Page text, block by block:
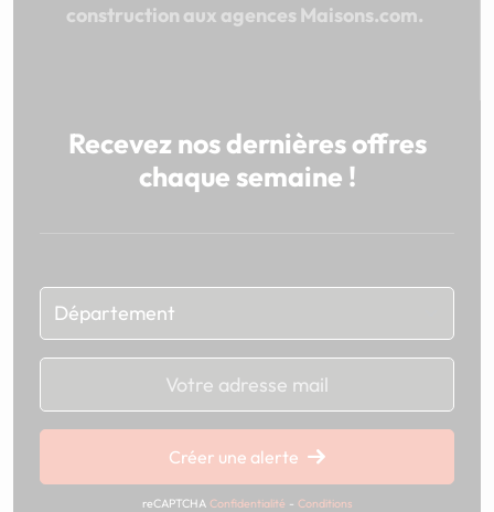
construction aux agences Maisons.com.
Recevez nos dernières offres
chaque semaine !
Chargement...
Créer une alerte
reCAPTCHA Confidentialité - Conditions